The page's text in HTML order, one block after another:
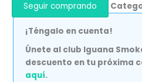
Seguir comprando
¡Téngalo en cuenta!
Únete al club Iguana
descuento en tu próxima
aquí.